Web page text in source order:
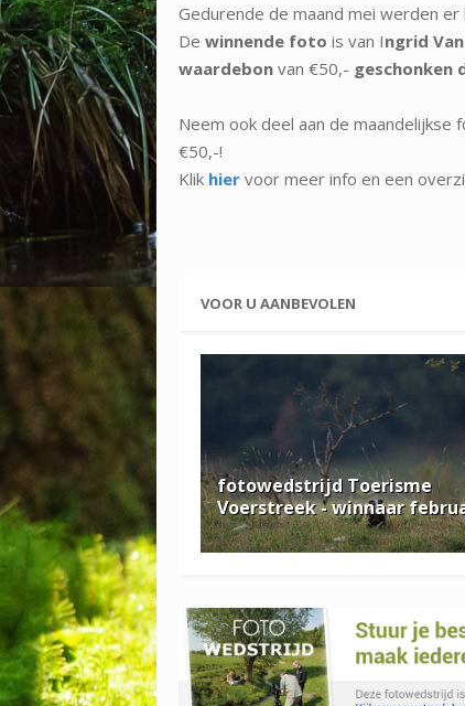
Gedurende de maand mei werden
De winnende foto is van Ingrid
waardebon van €50,- geschonken
Neem ook deel aan de
€50,-!
Klik hier voor meer info en een
VOOR U AANBEVOLEN
fotowedstrijd Toerisme
Voerstreek - winnaar